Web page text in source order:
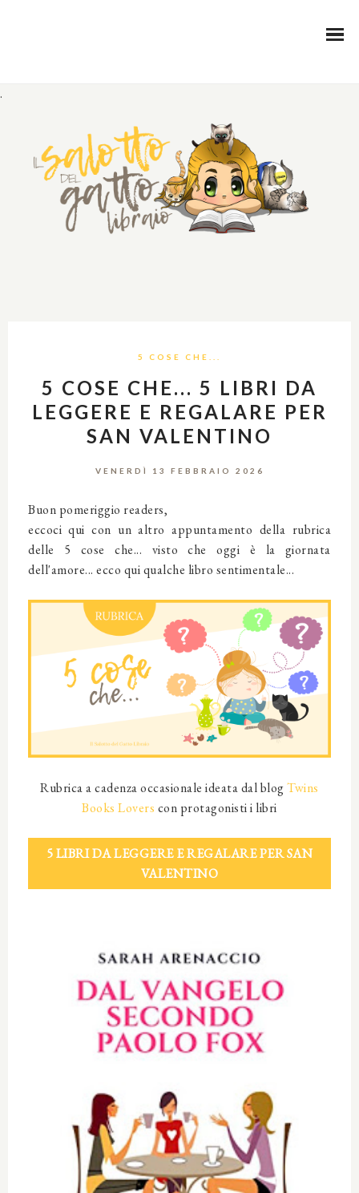
.
5 COSE CHE...
5 COSE CHE... 5 LIBRI DA
LEGGERE E REGALARE PER
SAN VALENTINO
VENERDÌ 13 FEBBRAIO 2026
Buon pomeriggio readers,
eccoci qui con un altro appuntamento della rubrica
delle 5 cose che... visto che oggi è la giornata
dell'amore... ecco qui qualche libro sentimentale...
Rubrica a cadenza occasionale ideata dal blogTwins
Books Lovers con protagonisti i libri
5 LIBRI DA LEGGERE E REGALARE PER SAN
VALENTINO